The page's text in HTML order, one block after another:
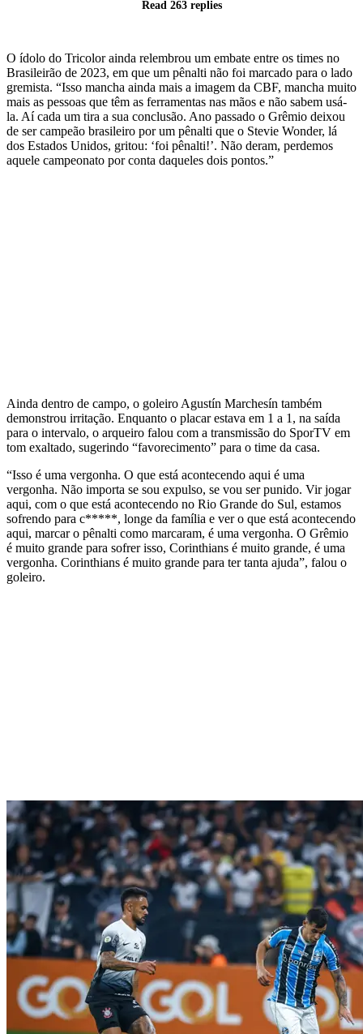
Read 263 replies
O ídolo do Tricolor ainda relembrou um embate entre os times no
Brasileirão de 2023, em que um pênalti não foi marcado para o lado
gremista. “Isso mancha ainda mais a imagem da CBF, mancha muito
mais as pessoas que têm as ferramentas nas mãos e não sabem usá-
la. Aí cada um tira a sua conclusão. Ano passado o Grêmio deixou
de ser campeão brasileiro por um pênalti que o Stevie Wonder, lá
dos Estados Unidos, gritou: ‘foi pênalti!’. Não deram, perdemos
aquele campeonato por conta daqueles dois pontos.”
Ainda dentro de campo, o goleiro Agustín Marchesín também
demonstrou irritação. Enquanto o placar estava em 1 a 1, na saída
para o intervalo, o arqueiro falou com a transmissão do SporTV em
tom exaltado, sugerindo “favorecimento” para o time da casa.
“Isso é uma vergonha. O que está acontecendo aqui é uma
vergonha. Não importa se sou expulso, se vou ser punido. Vir jogar
aqui, com o que está acontecendo no Rio Grande do Sul, estamos
sofrendo para c*****, longe da família e ver o que está acontecendo
aqui, marcar o pênalti como marcaram, é uma vergonha. O Grêmio
é muito grande para sofrer isso, Corinthians é muito grande, é uma
vergonha. Corinthians é muito grande para ter tanta ajuda”, falou o
goleiro.